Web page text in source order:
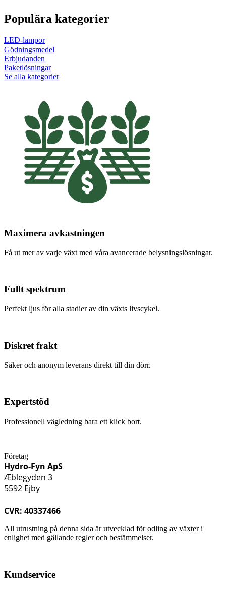
Populära kategorier
LED-lampor
Gödningsmedel
Erbjudanden
Paketlösningar
Se alla kategorier
Maximera avkastningen
Få ut mer av varje växt med våra avancerade belysningslösningar.
Fullt spektrum
Perfekt ljus för alla stadier av din växts livscykel.
Diskret frakt
Säker och anonym leverans direkt till din dörr.
Expertstöd
Professionell vägledning bara ett klick bort.
Företag
Hydro-Fyn ApS
Æblegyden 3
5592 Ejby
CVR: 40337466
All utrustning på denna sida är utvecklad för odling av växter i
enlighet med gällande regler och bestämmelser.
Kundservice